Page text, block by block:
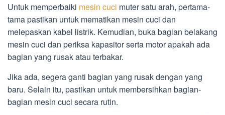
Untuk memperbaiki mesin cuci muter satu arah, pertama-
tama pastikan untuk mematikan mesin cuci dan
melepaskan kabel listrik. Kemudian, buka bagian belakang
mesin cuci dan periksa kapasitor serta motor apakah ada
bagian yang rusak atau terbakar.
Jika ada, segera ganti bagian yang rusak dengan yang
baru. Selain itu, pastikan untuk membersihkan bagian-
bagian mesin cuci secara rutin.